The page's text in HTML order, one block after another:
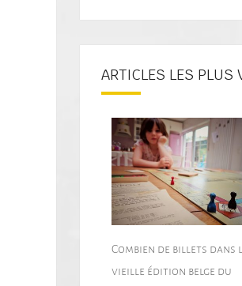
ARTICLES LES PLUS
Combien de billets dans
vieille édition belge du